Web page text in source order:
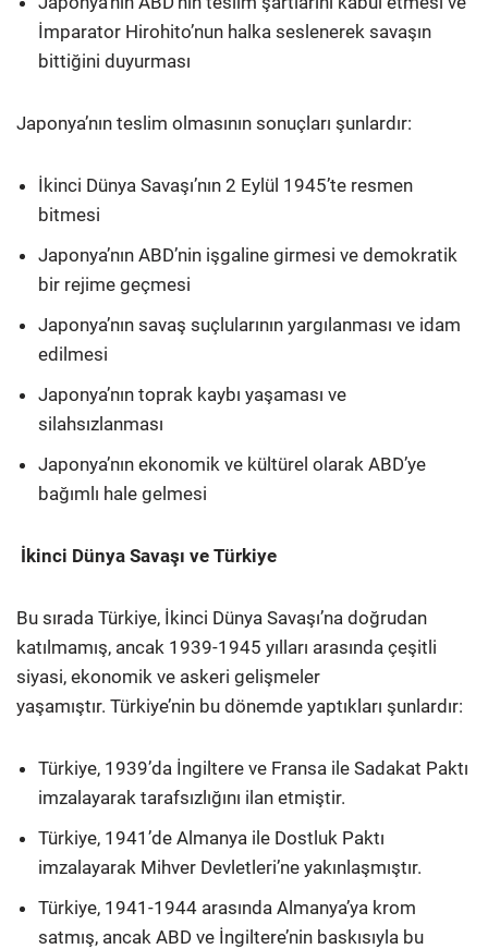
İmparator Hirohito’nun halka seslenerek savaşın
bittiğini duyurması
Japonya’nın teslim olmasının sonuçları şunlardır:
İkinci Dünya Savaşı’nın 2 Eylül 1945’te resmen
bitmesi
Japonya’nın ABD’nin işgaline girmesi ve demokratik
bir rejime geçmesi
Japonya’nın savaş suçlularının yargılanması ve idam
edilmesi
Japonya’nın toprak kaybı yaşaması ve
silahsızlanması
Japonya’nın ekonomik ve kültürel olarak ABD’ye
bağımlı hale gelmesi
İkinci Dünya Savaşı ve Türkiye
Bu sırada Türkiye, İkinci Dünya Savaşı’na doğrudan
katılmamış, ancak 1939-1945 yılları arasında çeşitli
siyasi, ekonomik ve askeri gelişmeler
yaşamıştır. Türkiye’nin bu dönemde yaptıkları şunlardır:
Türkiye, 1939’da İngiltere ve Fransa ile Sadakat Paktı
imzalayarak tarafsızlığını ilan etmiştir.
Türkiye, 1941’de Almanya ile Dostluk Paktı
imzalayarak Mihver Devletleri’ne yakınlaşmıştır.
Türkiye, 1941-1944 arasında Almanya’ya krom
satmış, ancak ABD ve İngiltere’nin baskısıyla bu